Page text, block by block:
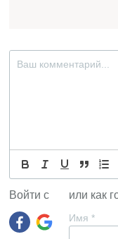
Войти с или как
Имя *